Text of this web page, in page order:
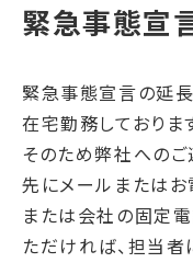
緊急事態宣
緊急事態宣言の延
在宅勤務しておりま
そのため弊社への
先にメールまたはお
または会社の固定
ただければ、担当者